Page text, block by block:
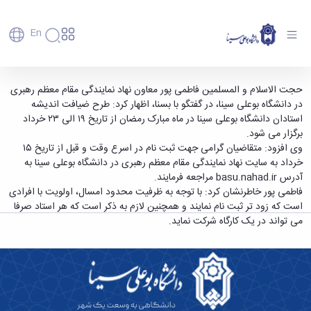
En
دانشگاه
تاریخچه
و
معرفی
برنامه
راهبردی
دانشگاه
نقشه
دانشگاه
ساختار
سازمانی
سازمان
آموزش
پذیرش
کارشناسی
تحصیلات
تکمیلی
پسا
دکترا
استعدادهای
درخشان
دانشجویان
غیرایرانی
مهمانی
پژوهش
فناوری و
کارآفرینی
دفتر
ارتباط
با
صنعت
پردیس
علم
و
دانشکده‌ها
پردیس
اصلی
مهندسی
کشاورزی
شیمی
و
علوم
نفت
انسانی
رفاهی
رفاهی
پرسنل
اداره
رفاه
کارکنان
مهمانسرای
دانشگاه
دانشجویان
دانشجویان
اعضای
هیأت
علمی
کارکنان
دانشجویان
فارغ
التحصیلان
برگزاری طرح ضیافت اندیشه استادان دانشگاه
بوعلی سینا در ماه رمضان - دانشگاه بوعلی سینا
همدان
حجت الاسلام و المسلمین فاطمی پور معاون نهاد نمایندگی مقام معظم رهبری
در دانشگاه بوعلی سینا، در گفتگو با بسنا، اظهار کرد: طرح ضیافت اندیشه
استادان دانشگاه بوعلی سینا در ماه مبارک رمضان از تاریخ ۱۹ الی ۲۳ خرداد
برگزار می شود.
وی افزود: متقاضیان گرامی جهت ثبت نام در اسرع وقت و قبل از تاریخ ۱۵
خرداد به سایت نهاد نمایندگی مقام معظم رهبری در دانشگاه بوعلی سینا به
آدرسbasu.nahad.irمراجعه فرمایند.
فاطمی پور خاطرنشان کرد: با توجه به ظرفیت محدود امسال، اولویت با افرادی
است که زود تر ثبت نام نمایند و همچنین لازم به ذکر است که هر استاد صرفا
می تواند در یک کارگاه شرکت نماید.